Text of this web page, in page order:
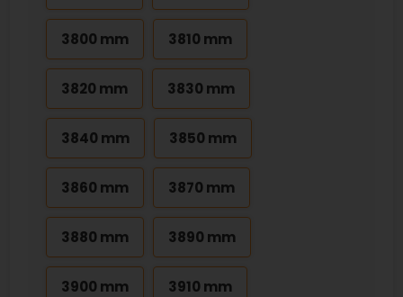
3800 mm 3810 mm
3820 mm 3830 mm
3840 mm 3850 mm
3860 mm 3870 mm
3880 mm 3890 mm
3900 mm 3910 mm